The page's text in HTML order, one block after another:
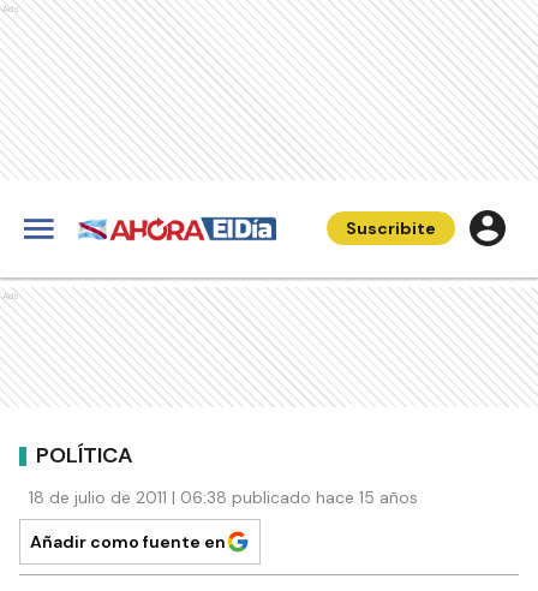
Ads
Suscribite
Ads
POLÍTICA
18 de julio de 2011 | 06:38 publicado hace 15 años
Añadir como fuente en